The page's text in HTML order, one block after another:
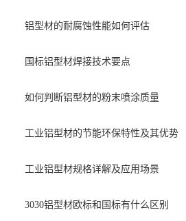
铝型材的耐腐蚀性能如何评估
国标铝型材焊接技术要点
如何判断铝型材的粉末喷涂质量
工业铝型材的节能环保特性及其优势
工业铝型材规格详解及应用场景
3030铝型材欧标和国标有什么区别